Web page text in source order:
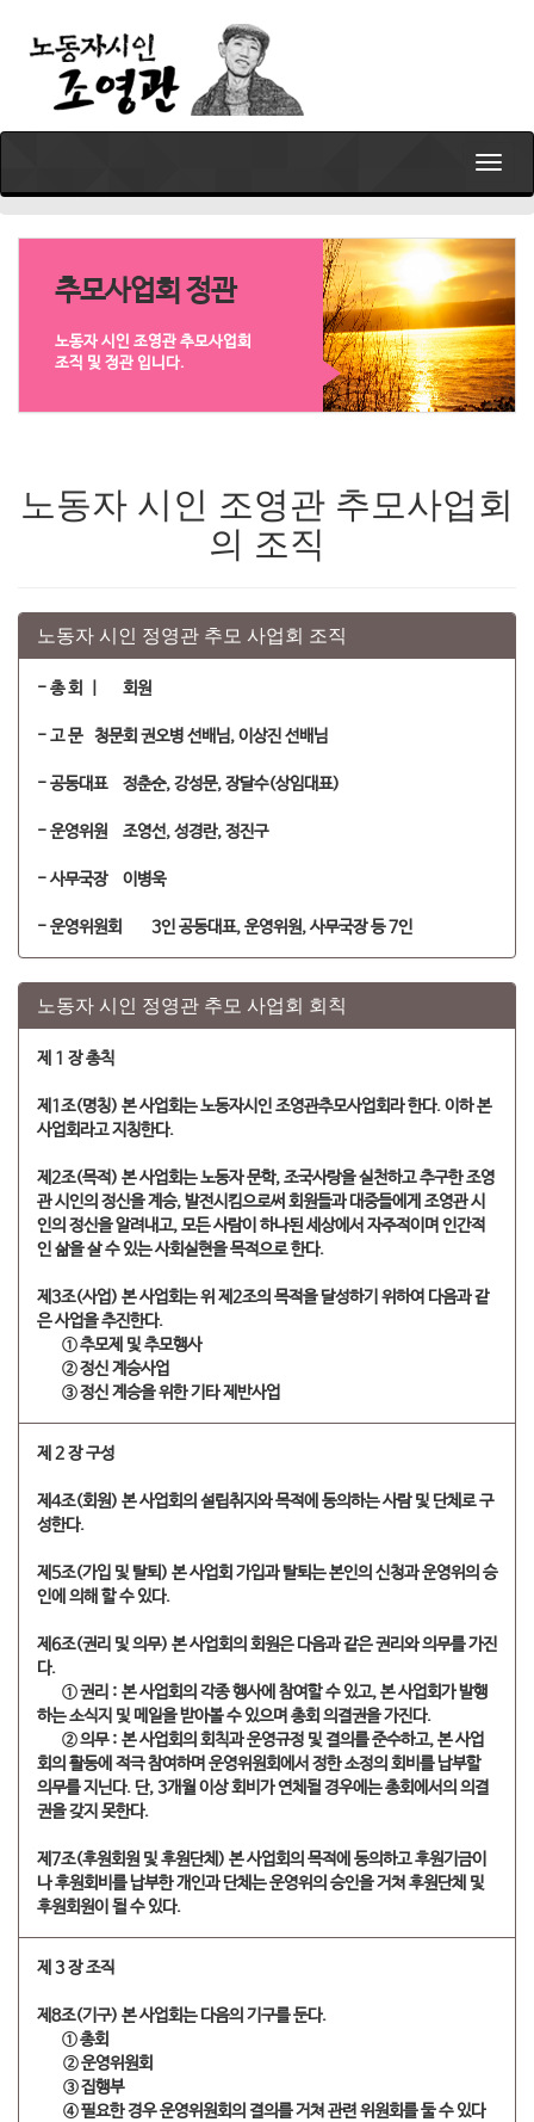
T
o
g
l
n
a
v
i
g
o
추모사업회 정관
노동자 시인 조영관 추모사업회
조직 및 정관 입니다.
노동자 시인 조영관 추모사업회
의 조직
노동자 시인 정영관 추모 사업회 조직
- 총 회 | 회원
- 고 문 청문회 권오병 선배님, 이상진 선배님
- 공동대표 정춘순, 강성문, 장달수(상임대표)
- 운영위원 조영선, 성경란, 정진구
- 사무국장 이병욱
- 운영위원회 3인 공동대표, 운영위원, 사무국장 등 7인
노동자 시인 정영관 추모 사업회 회칙
제 1 장 총칙
제1조(명칭) 본 사업회는 노동자시인 조영관추모사업회라 한다. 이하 본
사업회라고 지칭한다.
제2조(목적) 본 사업회는 노동자 문학, 조국사랑을 실천하고 추구한 조영
관 시인의 정신을 계승, 발전시킴으로써 회원들과 대중들에게 조영관 시
인의 정신을 알려내고, 모든 사람이 하나된 세상에서 자주적이며 인간적
인 삶을 살 수 있는 사회실현을 목적으로 한다.
제3조(사업) 본 사업회는 위 제2조의 목적을 달성하기 위하여 다음과 같
은 사업을 추진한다.
① 추모제 및 추모행사
② 정신 계승사업
③ 정신 계승을 위한 기타 제반사업
제 2 장 구성
제4조(회원) 본 사업회의 설립취지와 목적에 동의하는 사람 및 단체로 구
성한다.
제5조(가입 및 탈퇴) 본 사업회 가입과 탈퇴는 본인의 신청과 운영위의 승
인에 의해 할 수 있다.
제6조(권리 및 의무) 본 사업회의 회원은 다음과 같은 권리와 의무를 가진
다.
① 권리 : 본 사업회의 각종 행사에 참여할 수 있고, 본 사업회가 발행
하는 소식지 및 메일을 받아볼 수 있으며 총회 의결권을 가진다.
② 의무 : 본 사업회의 회칙과 운영규정 및 결의를 준수하고, 본 사업
회의 활동에 적극 참여하며 운영위원회에서 정한 소정의 회비를 납부할
의무를 지닌다. 단, 3개월 이상 회비가 연체될 경우에는 총회에서의 의결
권을 갖지 못한다.
제7조(후원회원 및 후원단체) 본 사업회의 목적에 동의하고 후원기금이
나 후원회비를 납부한 개인과 단체는 운영위의 승인을 거쳐 후원단체 및
후원회원이 될 수 있다.
제 3 장 조직
제8조(기구) 본 사업회는 다음의 기구를 둔다.
① 총회
​② 운영위원회
​③ 집행부
​④ 필요한 경우 운영위원회의 결의를 거쳐 관련 위원회를 둘 수 있다